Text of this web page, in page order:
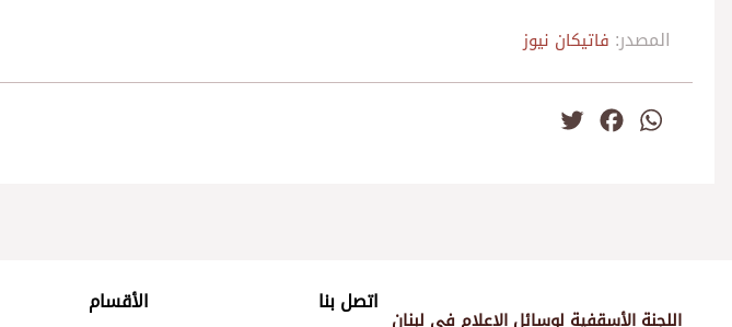
المصدر: فاتيكان نيوز
WhatsApp
Facebook
اللجنة الأسقفية لوسائل الإعلام في لبنان
اتصل بنا الأقسام